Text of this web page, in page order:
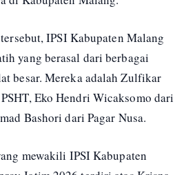
IPSI Kabupaten Malang
yang berasal dari berbagai
besar. Mereka adalah Zulfikar
Eko Hendri Wicaksomo dari
Bashori dari Pagar Nusa.
mewakili IPSI Kabupaten